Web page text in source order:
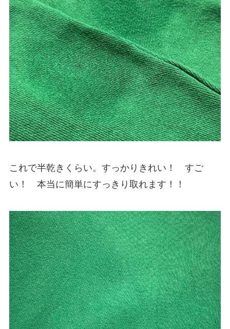
これで半乾きくらい。すっかりきれい！ すご
い！ 本当に簡単にすっきり取れます！！